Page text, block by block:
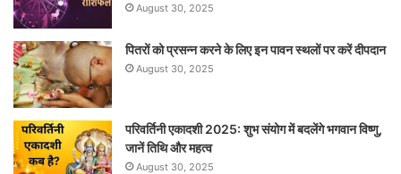
August 30, 2025
पितरों को प्रसन्न करने के लिए इन पावन स्थलों पर करें दीपदान
August 30, 2025
परिवर्तिनी एकादशी 2025: शुभ संयोग में बदलेंगे भगवान विष्णु,
जानें तिथि और महत्व
August 30, 2025